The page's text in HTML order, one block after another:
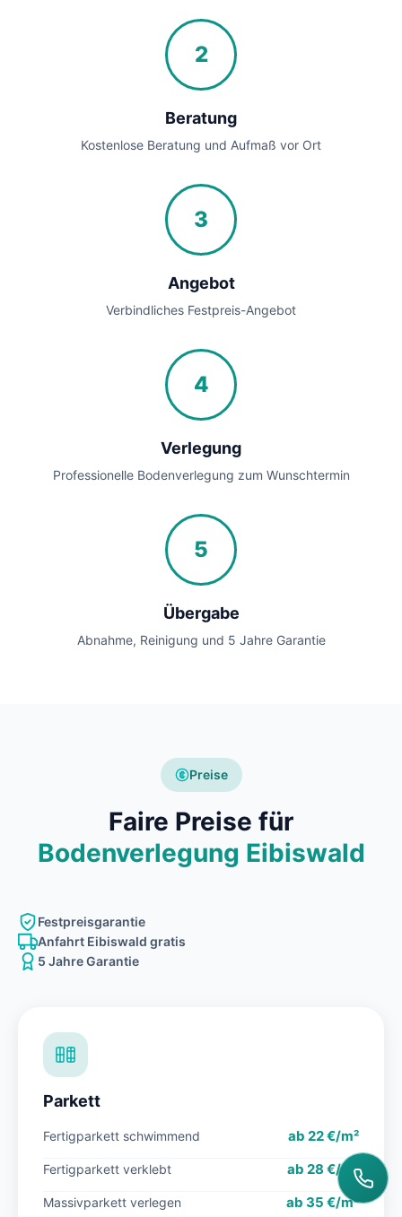
2
Beratung
Kostenlose Beratung und Aufmaß vor Ort
3
Angebot
Verbindliches Festpreis-Angebot
4
Verlegung
Professionelle Bodenverlegung zum Wunschtermin
5
Übergabe
Abnahme, Reinigung und 5 Jahre Garantie
Preise
Faire Preise für
Bodenverlegung Eibiswald
Festpreisgarantie
Anfahrt Eibiswald gratis
5 Jahre Garantie
Parkett
Fertigparkett schwimmend ab 22 €/m²
Fertigparkett verklebt ab 28 €/m²
Massivparkett verlegen ab 35 €/m²